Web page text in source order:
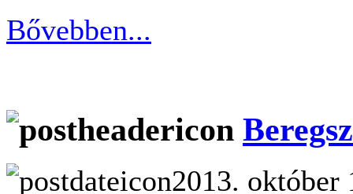
Bővebben...
2013. október